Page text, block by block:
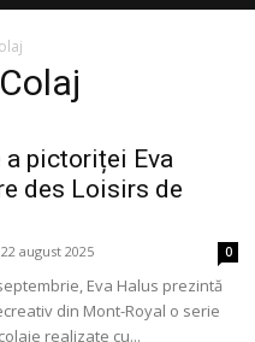
pictoriței Eva
des Loisirs de
22 august 2025 0
Eva Halus prezintă
din Mont-Royal o serie
realizate cu...